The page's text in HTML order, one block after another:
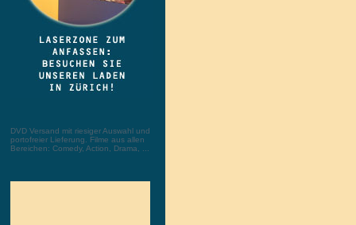
DVD Versand mit riesiger Auswahl und
portofreier Lieferung. Filme aus allen
Bereichen: Comedy, Action, Drama, ...